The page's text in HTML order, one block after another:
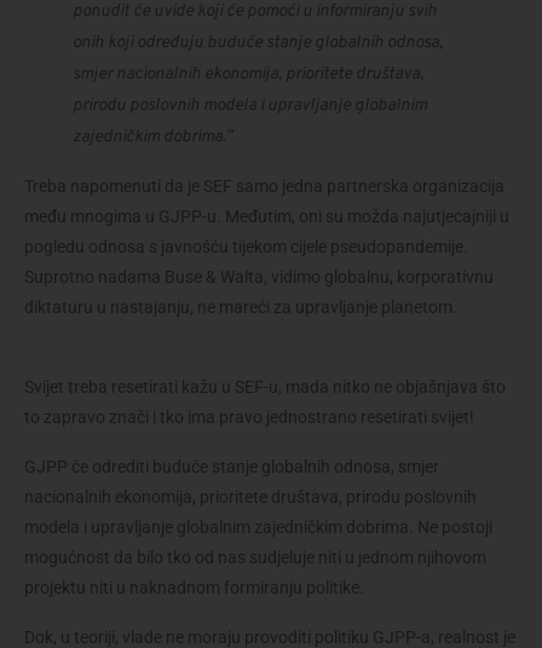
ponudit će uvide koji će pomoći u informiranju svih
onih koji određuju buduće stanje globalnih odnosa,
smjer nacionalnih ekonomija, prioritete društava,
prirodu poslovnih modela i upravljanje globalnim
zajedničkim dobrima.”
Treba napomenuti da je SEF samo jedna partnerska organizacija
među mnogima u GJPP-u. Međutim, oni su možda najutjecajniji u
pogledu odnosa s javnošću tijekom cijele pseudopandemije.
Suprotno nadama Buse & Walta, vidimo globalnu, korporativnu
diktaturu u nastajanju, ne mareći za upravljanje planetom.
Svijet treba resetirati kažu u SEF-u, mada nitko ne objašnjava što
to zapravo znači i tko ima pravo jednostrano resetirati svijet!
GJPP će odrediti buduće stanje globalnih odnosa, smjer
nacionalnih ekonomija, prioritete društava, prirodu poslovnih
modela i upravljanje globalnim zajedničkim dobrima. Ne postoji
mogućnost da bilo tko od nas sudjeluje niti u jednom njihovom
projektu niti u naknadnom formiranju politike.
Dok, u teoriji, vlade ne moraju provoditi politiku GJPP-a, realnost je